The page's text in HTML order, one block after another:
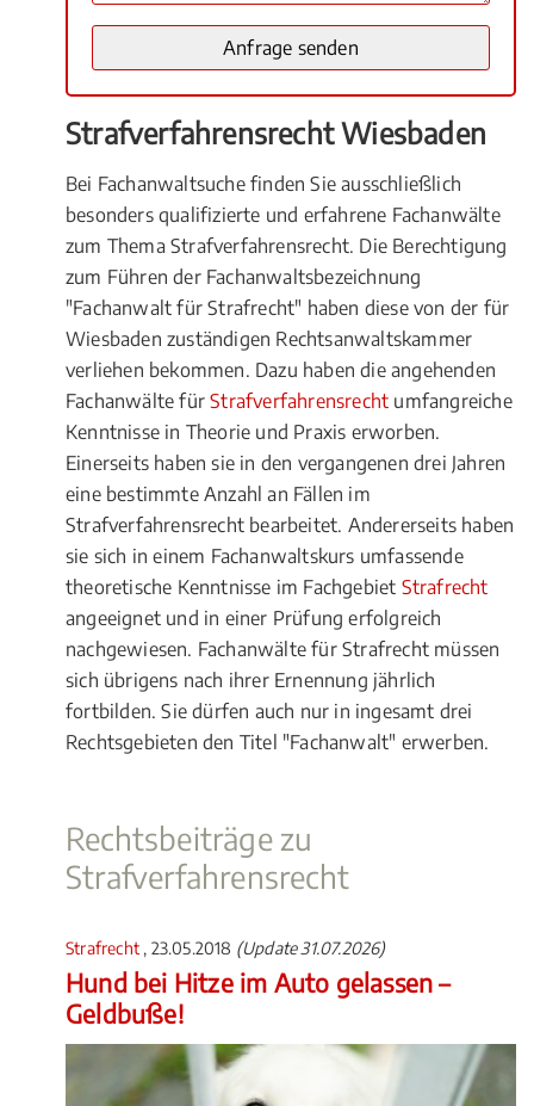
Strafverfahrensrecht Wiesbaden
Bei Fachanwaltsuche finden Sie ausschließlich
besonders qualifizierte und erfahrene Fachanwälte
zum Thema Strafverfahrensrecht. Die Berechtigung
zum Führen der Fachanwaltsbezeichnung
"Fachanwalt für Strafrecht" haben diese von der für
Wiesbaden zuständigen Rechtsanwaltskammer
verliehen bekommen. Dazu haben die angehenden
Fachanwälte fürStrafverfahrensrecht umfangreiche
Kenntnisse in Theorie und Praxis erworben.
Einerseits haben sie in den vergangenen drei Jahren
eine bestimmte Anzahl an Fällen im
Strafverfahrensrecht bearbeitet. Andererseits haben
sie sich in einem Fachanwaltskurs umfassende
theoretische Kenntnisse im Fachgebiet Strafrecht
angeeignet und in einer Prüfung erfolgreich
nachgewiesen. Fachanwälte für Strafrecht müssen
sich übrigens nach ihrer Ernennung jährlich
fortbilden. Sie dürfen auch nur in ingesamt drei
Rechtsgebieten den Titel "Fachanwalt" erwerben.
Rechtsbeiträge zu
Strafverfahrensrecht
Strafrecht , 23.05.2018 (Update 31.07.2026)
Hund bei Hitze im Auto gelassen –
Geldbuße!